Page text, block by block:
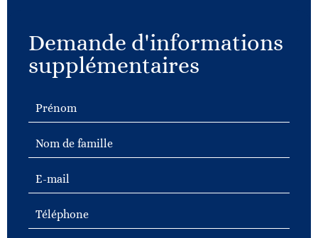
Demande d'informations
supplémentaires